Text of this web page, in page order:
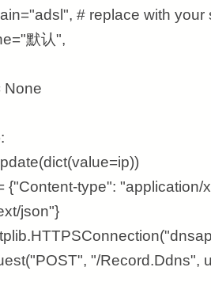
# replace with your
默认",
None
type": "application/
json"}
"/Record.Ddns",